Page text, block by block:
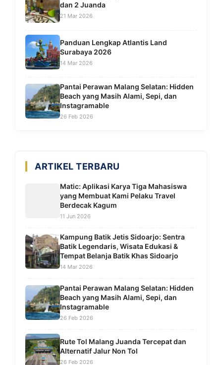
dan 2 Juanda
21 Mar 2026
Panduan Lengkap Atlantis Land
Surabaya 2026
14 Mar 2026
Pantai Perawan Malang Selatan: Hidden
Beach yang Masih Alami, Sepi, dan
Instagramable
26 Feb 2026
ARTIKEL TERBARU
Matic: Aplikasi Karya Tiga Mahasiswa
yang Membuat Kami Pelaku Travel
Berdecak Kagum
11 Jun 2026
Kampung Batik Jetis Sidoarjo: Sentra
Batik Legendaris, Wisata Edukasi &
Tempat Belanja Batik Khas Sidoarjo
14 Mar 2026
Pantai Perawan Malang Selatan: Hidden
Beach yang Masih Alami, Sepi, dan
Instagramable
26 Feb 2026
Rute Tol Malang Juanda Tercepat dan
Alternatif Jalur Non Tol
26 Feb 2026